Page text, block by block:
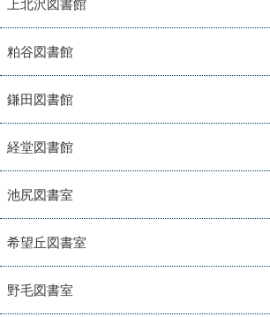
上北沢図書館
粕谷図書館
鎌田図書館
経堂図書館
池尻図書室
希望丘図書室
野毛図書室